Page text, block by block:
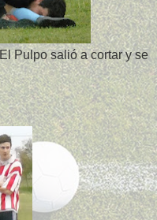
El Pulpo salió a cortar y se